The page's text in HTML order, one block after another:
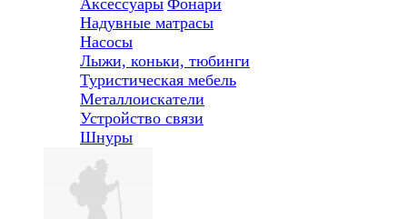
Надувные матрасы
Насосы
Лыжи, коньки, тюбинги
Туристическая мебель
Металлоискатели
Устройство связи
Шнуры